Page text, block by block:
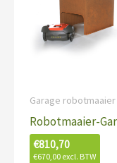
Garage robotmaaier
Robotmaaier-
€810,70
€670,00 excl. BTW